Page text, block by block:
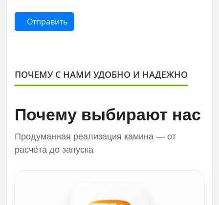
Отправить
ПОЧЕМУ С НАМИ УДОБНО И НАДЕЖНО
Почему выбирают нас
Продуманная реализация камина — от
расчёта до запуска